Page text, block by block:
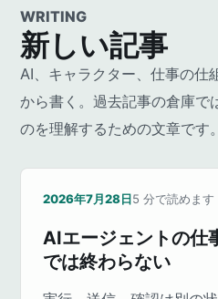
WRITING
新しい記事
AI、キャラクター、仕事の仕
から書く。過去記事の倉庫で
のを理解するための文章です。
2026年7月28日5 分で読めます
AIエージェントの仕
では終わらない